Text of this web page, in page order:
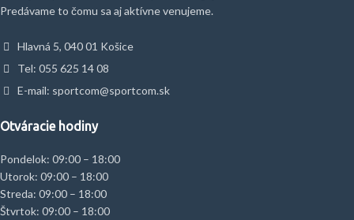
Predávame to čomu sa aj aktívne venujeme.
Hlavná 5, 040 01 Košice
Tel: 055 625 14 08
E-mail: sportcom@sportcom.sk
Otváracie hodiny
Pondelok: 09:00 – 18:00
Utorok: 09:00 – 18:00
Streda: 09:00 – 18:00
Štvrtok: 09:00 – 18:00